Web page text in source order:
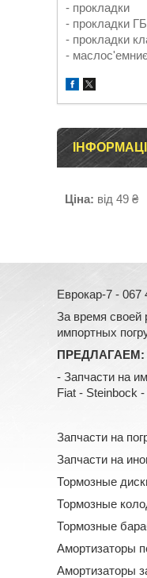
- прокладки
- прокладки
- прокладки
-
Ціна: від 49 ₴
Еврокар-7 - 067
За время своей
импортных
ПРЕДЛАГАЕМ:
- Запчасти на
Fiat - Steinbock
Запчасти на
Запчасти на
Тормозные
Тормозные
Тормозные
Амортизаторы
Амортизаторы